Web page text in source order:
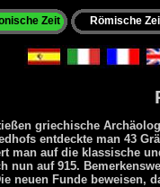
Zeit Römische
griechische
entdeckte man 43
man auf die klassische
nun auf 915.
neuen Funde beweisen,